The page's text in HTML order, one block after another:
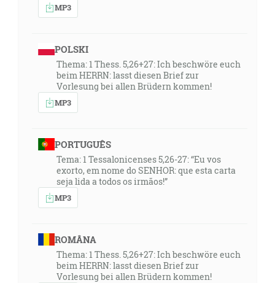
MP3
POLSKI
Thema: 1 Thess. 5,26+27: Ich beschwöre euch
beim HERRN: lasst diesen Brief zur
Vorlesung bei allen Brüdern kommen!
MP3
PORTUGUÊS
Tema: 1 Tessalonicenses 5,26-27: “Eu vos
exorto, em nome do SENHOR: que esta carta
seja lida a todos os irmãos!”
MP3
ROMÂNA
Thema: 1 Thess. 5,26+27: Ich beschwöre euch
beim HERRN: lasst diesen Brief zur
Vorlesung bei allen Brüdern kommen!